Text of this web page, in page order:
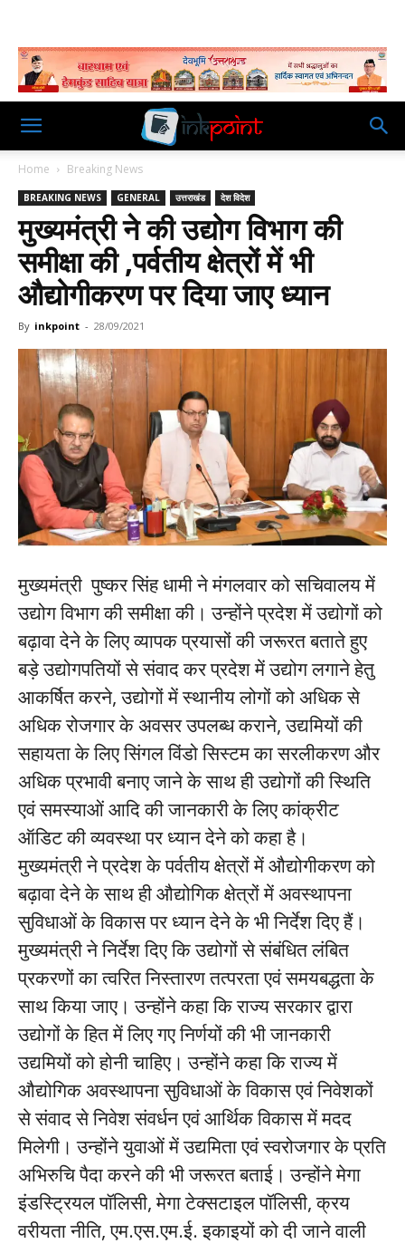
Home Breaking News
BREAKING NEWS GENERAL उत्तराखंड देश विदेश
मुख्यमंत्री ने की उद्योग विभाग की
समीक्षा की ,पर्वतीय क्षेत्रों में भी
औद्योगीकरण पर दिया जाए ध्यान
By inkpoint - 28/09/2021
मुख्यमंत्री पुष्कर सिंह धामी ने मंगलवार को सचिवालय में
उद्योग विभाग की समीक्षा की। उन्होंने प्रदेश में उद्योगों को
बढ़ावा देने के लिए व्यापक प्रयासों की जरूरत बताते हुए
बड़े उद्योगपतियों से संवाद कर प्रदेश में उद्योग लगाने हेतु
आकर्षित करने, उद्योगों में स्थानीय लोगों को अधिक से
अधिक रोजगार के अवसर उपलब्ध कराने, उद्यमियों की
सहायता के लिए सिंगल विंडो सिस्टम का सरलीकरण और
अधिक प्रभावी बनाए जाने के साथ ही उद्योगों की स्थिति
एवं समस्याओं आदि की जानकारी के लिए कांक्रीट
ऑडिट की व्यवस्था पर ध्यान देने को कहा है।
मुख्यमंत्री ने प्रदेश के पर्वतीय क्षेत्रों में औद्योगीकरण को
बढ़ावा देने के साथ ही औद्योगिक क्षेत्रों में अवस्थापना
सुविधाओं के विकास पर ध्यान देने के भी निर्देश दिए हैं।
मुख्यमंत्री ने निर्देश दिए कि उद्योगों से संबंधित लंबित
प्रकरणों का त्वरित निस्तारण तत्परता एवं समयबद्धता के
साथ किया जाए। उन्होंने कहा कि राज्य सरकार द्वारा
उद्योगों के हित में लिए गए निर्णयों की भी जानकारी
उद्यमियों को होनी चाहिए। उन्होंने कहा कि राज्य में
औद्योगिक अवस्थापना सुविधाओं के विकास एवं निवेशकों
से संवाद से निवेश संवर्धन एवं आर्थिक विकास में मदद
मिलेगी। उन्होंने युवाओं में उद्यमिता एवं स्वरोजगार के प्रति
अभिरुचि पैदा करने की भी जरूरत बताई। उन्होंने मेगा
इंडस्ट्रियल पॉलिसी, मेगा टेक्सटाइल पॉलिसी, क्रय
वरीयता नीति, एम.एस.एम.ई. इकाइयों को दी जाने वाली